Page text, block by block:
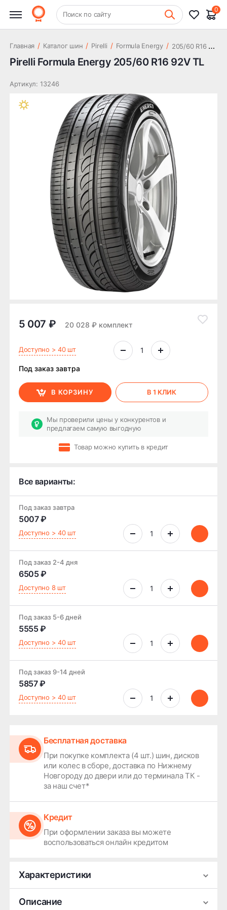
+7 (831) 261-35-35 Шиномонтаж
Поиск по сайту
0
Главная / Каталог шин / Pirelli / Formula Energy / 2
05/60 R16 92V TL
Pirelli Formula Energy 205/60 R16 92V TL
Артикул: 13246
5 007 ₽ 20 028 ₽ комплект
Доступно > 40 шт
Под заказ завтра
В КОРЗИНУ В 1 КЛИК
Мы проверили цены у конкурентов и
предлагаем самую выгодную
Товар можно купить в кредит
Все варианты:
Под заказ завтра
5007 ₽
Доступно > 40 шт
Под заказ 2-4 дня
6505 ₽
Доступно 8 шт
Под заказ 5-6 дней
5555 ₽
Доступно > 40 шт
Под заказ 9-14 дней
5857 ₽
Доступно > 40 шт
Бесплатная доставка
При покупке комплекта (4 шт.) шин, дисков
или колес в сборе, доставка по Нижнему
Новгороду до двери или до терминала ТК -
за наш счет*
Кредит
При оформлении заказа вы можете
воспользоваться онлайн кредитом
Характеристики
Производитель
Описание